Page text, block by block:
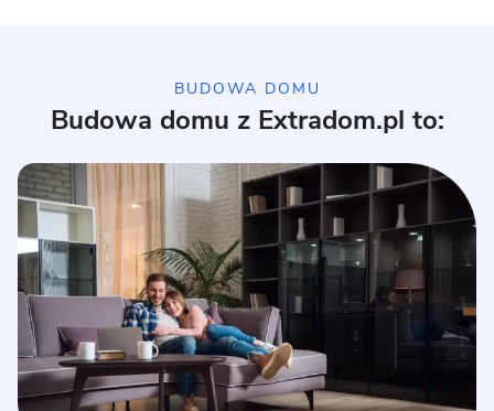
Realizacja domu typowego P.5
PREFABRYKAT BETONOWY
BUDOWA DOMU
Budowa domu z Extradom.pl to: